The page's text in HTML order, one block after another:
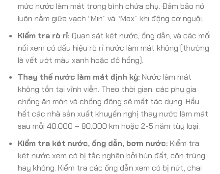
mức nước làm mát trong bình chứa phụ. Đảm bảo nó
luôn nằm giữa vạch “Min” và “Max” khi động cơ nguội.
Kiểm tra rò rỉ: Quan sát két nước, ống dẫn, và các mối
nối xem có dấu hiệu rò rỉ nước làm mát không (thường
là vết ướt màu xanh hoặc đỏ hồng).
Thay thế nước làm mát định kỳ: Nước làm mát
không tồn tại vĩnh viễn. Theo thời gian, các phụ gia
chống ăn mòn và chống đông sẽ mất tác dụng. Hầu
hết các nhà sản xuất khuyến nghị thay nước làm mát
sau mỗi 40.000 – 80.000 km hoặc 2-5 năm tùy loại.
Kiểm tra két nước, ống dẫn, bơm nước: Kiểm tra
két nước xem có bị tắc nghẽn bởi bùn đất, côn trùng
hay không. Kiểm tra các ống dẫn xem có bị nứt, chai